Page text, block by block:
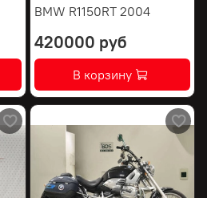
BMW R1150RT 2004
420000 руб
В корзину